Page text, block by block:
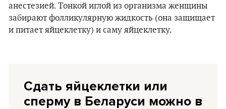
анестезией. Тонкой иглой из организма женщины
забирают фолликулярную жидкость (она защищает
и питает яйцеклетку) и саму яйцеклетку.
Сдать яйцеклетки или
сперму в Беларуси можно в